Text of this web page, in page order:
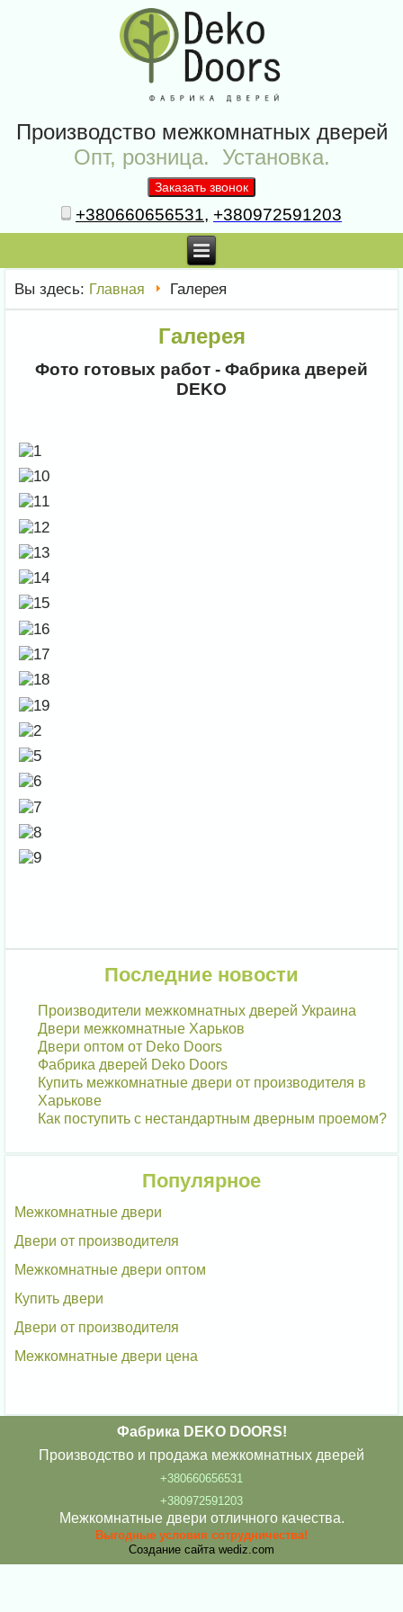
Производство межкомнатных дверей
Опт, розница. Установка.
+380660656531, +380972591203
Вы здесь: Главная Галерея
Галерея
Фото готовых работ - Фабрика дверей
DEKO
Последние новости
Производители межкомнатных дверей Украина
Двери межкомнатные Харьков
Двери оптом от Deko Doors
Фабрика дверей Deko Doors
Купить межкомнатные двери от производителя в
Харькове
Как поступить с нестандартным дверным проемом?
Популярное
Межкомнатные двери
Двери от производителя
Межкомнатные двери оптом
Купить двери
Двери от производителя
Межкомнатные двери цена
Фабрика DEKO DOORS!
Производство и продажа межкомнатных дверей
+380660656531
+380972591203
Межкомнатные двери отличного качества.
Выгодные условия сотрудничества!
Создание сайта wediz.com